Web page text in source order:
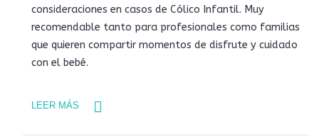
consideraciones en casos de Cólico Infantil. Muy
recomendable tanto para profesionales como familias
que quieren compartir momentos de disfrute y cuidado
con el bebé.
LEER MÁS